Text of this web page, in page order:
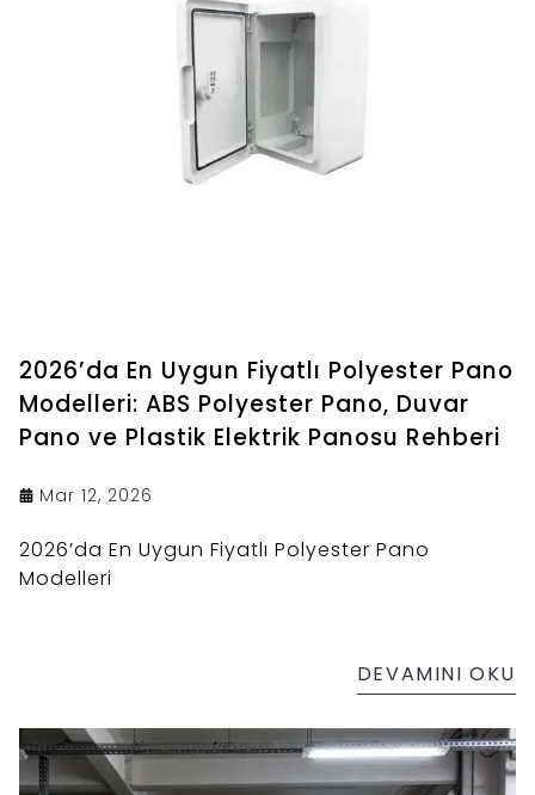
2026’da En Uygun Fiyatlı Polyester Pano
Modelleri: ABS Polyester Pano, Duvar
Pano ve Plastik Elektrik Panosu Rehberi
Mar 12, 2026
2026’da En Uygun Fiyatlı Polyester Pano
Modelleri
DEVAMINI OKU